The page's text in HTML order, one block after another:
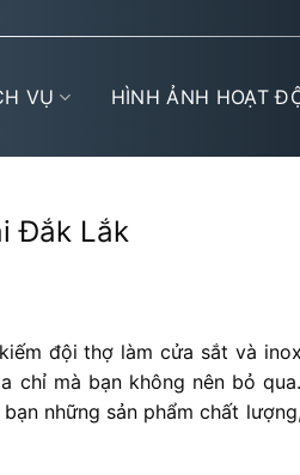
VỤ HÌNH ẢNH HOẠT
Đắk Lắk
đội thợ làm cửa sắt và inox
chỉ mà bạn không nên bỏ qua.
những sản phẩm chất